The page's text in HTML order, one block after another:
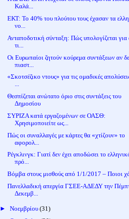
Καλά...
ΕΚΤ: Το 40% του πλούτου τους έχασαν τα
νο...
Ανταποδοτική σύνταξη: Πώς υπολογίζεται για
τι...
Οι Ευρωπαίοι ζητούν κούρεμα συντάξεων αν
πιαστ...
«Σκοτσέζικο ντους» για τις ομαδικές
...
Θεσπίζεται ανώτατο όριο στις συντάξεις του
Δημοσίου
ΣΥΡΙΖΑ κατά εργαζομένων σε ΟΑΣΘ:
Χρησιμοποιείτε ως...
Πώς οι συναλλαγές με κάρτες θα «χτίζουν» το
αφορολ...
Ρέγκλινγκ: Γιατί δεν έχει αποδώσει το
πρό...
Βόμβα στους μισθούς από 1/1/2017 – Ποιοι
Πανελλαδική απεργία ΓΣΕΕ-ΑΔΕΔΥ την
Δεκεμβ...
► Νοεμβρίου (31)